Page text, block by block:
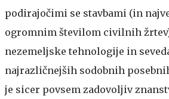
podirajočimi se stavbami (in
ogromnim številom civilnih
nezemeljske tehnologije in
najrazličnejših sodobnih
je sicer povsem zadovoljiv